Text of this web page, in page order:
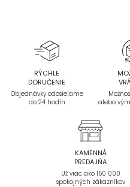
RÝCHLE
DORUČENIE
Objednávky odosielame
do 24 hodín
alebo
KAMENNÁ
PREDAJŇA
Už viac ako 150 000
spokojných zákazníkov